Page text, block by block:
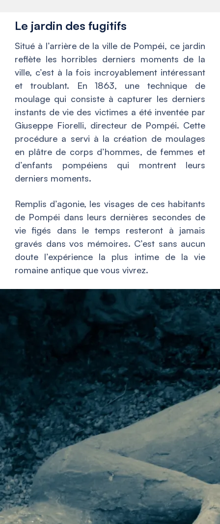
Le jardin des fugitifs
Situé à l’arrière de la ville de Pompéi, ce jardin
reflète les horribles derniers moments de la
ville, c’est à la fois incroyablement intéressant
et troublant. En 1863, une technique de
moulage qui consiste à capturer les derniers
instants de vie des victimes a été inventée par
Giuseppe Fiorelli, directeur de Pompéi. Cette
procédure a servi à la création de moulages
en plâtre de corps d’hommes, de femmes et
d’enfants pompéiens qui montrent leurs
derniers moments.
Remplis d’agonie, les visages de ces habitants
de Pompéi dans leurs dernières secondes de
vie figés dans le temps resteront à jamais
gravés dans vos mémoires. C’est sans aucun
doute l’expérience la plus intime de la vie
romaine antique que vous vivrez.